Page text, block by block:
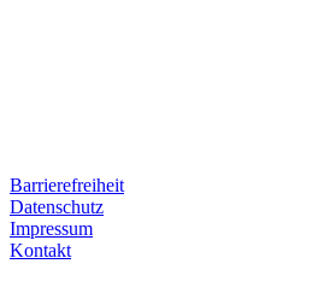
Barrierefreiheit
Datenschutz
Impressum
Kontakt